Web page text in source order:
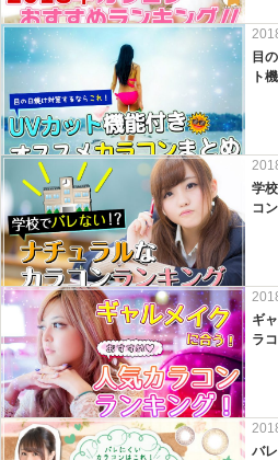
目
ト
学
コ
ギ
ラ
バ